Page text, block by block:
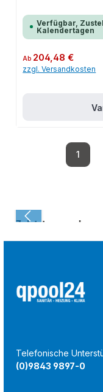
Verfügbar,
Kalendertagen
Regulärer Preis:
Ab 204,48 €
zzgl. Versandkosten
Seite
1
Zuletzt angesehen:
Telefonische
(0)9843 9897-0